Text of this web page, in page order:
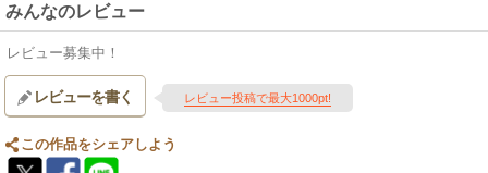
みんなのレビュー
レビュー募集中！
レビューを書く レビュー投稿で最大1000pt!
この作品をシェアしよう